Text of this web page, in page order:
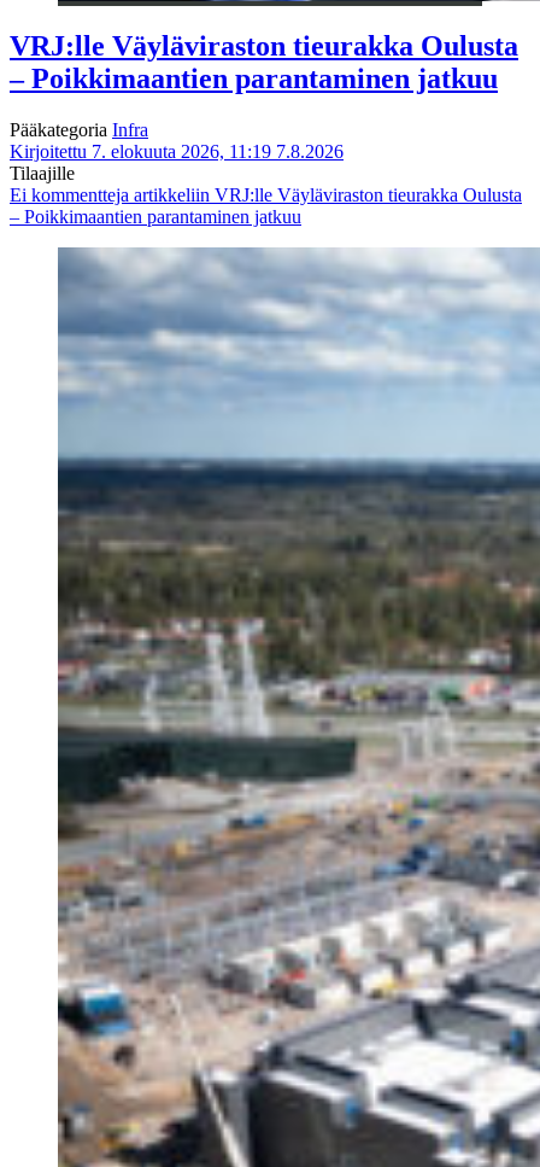
VRJ:lle Väyläviraston tieurakka Oulusta
– Poikkimaantien parantaminen jatkuu
Pääkategoria Infra
Kirjoitettu 7. elokuuta 2026, 11:19 7.8.2026
Tilaajille
Ei kommentteja artikkeliin VRJ:lle Väyläviraston tieurakka Oulusta
– Poikkimaantien parantaminen jatkuu